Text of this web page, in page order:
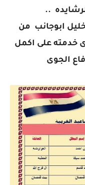
..
ابوجانب من
خدمته على اكمل
الجوى